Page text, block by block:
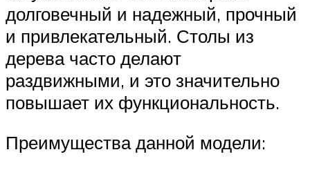
долговечный и надежный, прочный
и привлекательный. Столы из
дерева часто делают
раздвижными, и это значительно
повышает их функциональность.
Преимущества данной модели: